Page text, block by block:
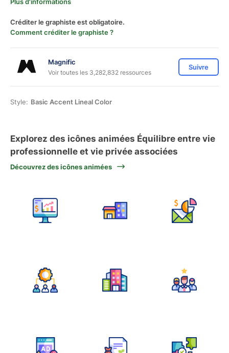
Créditer le graphiste est obligatoire.
Comment créditer le graphiste ?
Magnific
Voir toutes les 3,282,832 ressources
Suivre
Style: Basic Accent Lineal Color
Explorez des icônes animées Équilibre entre vie
professionnelle et vie privée associées
Découvrez des icônes animées